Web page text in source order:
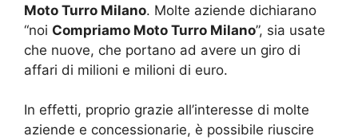
Moto Turro Milano. Molte aziende dichiarano
“noi Compriamo Moto Turro Milano”, sia usate
che nuove, che portano ad avere un giro di
affari di milioni e milioni di euro.
In effetti, proprio grazie all’interesse di molte
aziende e concessionarie, è possibile riuscire